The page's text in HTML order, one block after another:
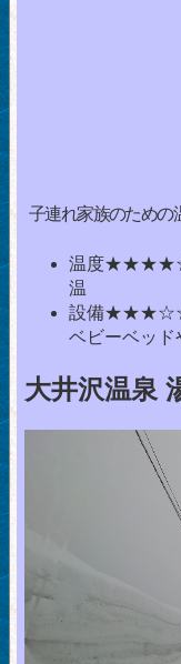
子連れ家族のための
温度
温
設備
ベビーベッド
大井沢温泉